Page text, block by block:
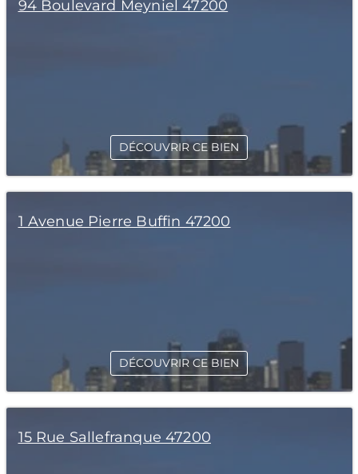
94 Boulevard Meyniel 47200
DÉCOUVRIR CE BIEN
1 Avenue Pierre Buffin 47200
DÉCOUVRIR CE BIEN
15 Rue Sallefranque 47200